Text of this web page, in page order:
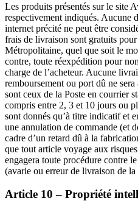
Les produits présentés sur le site
respectivement indiqués. Aucune
internet précité ne peut être
frais de livraison sont gratuits
Métropolitaine, quel que soit le
contre, toute réexpédition pour
charge de l’acheteur. Aucune
remboursement ou port dû ne
sont ceux de la Poste en courrier
compris entre 2, 3 et 10 jours ou
sont donnés qu’à titre indicatif et
une annulation de commande (et
cadre d’un retard dû à la
que tout article voyage aux
engagera toute procédure contre
(avarie ou erreur de livraison de la
Article 10 – Propriété